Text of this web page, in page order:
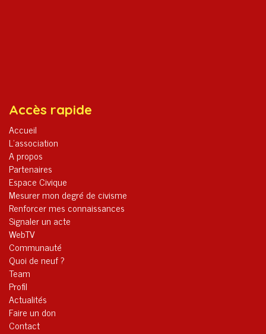
Accès rapide
Accueil
L’association
A propos
Partenaires
Espace Civique
Mesurer mon degré de civisme
Renforcer mes connaissances
Signaler un acte
WebTV
Communauté
Quoi de neuf ?
Team
Profil
Actualités
Faire un don
Contact